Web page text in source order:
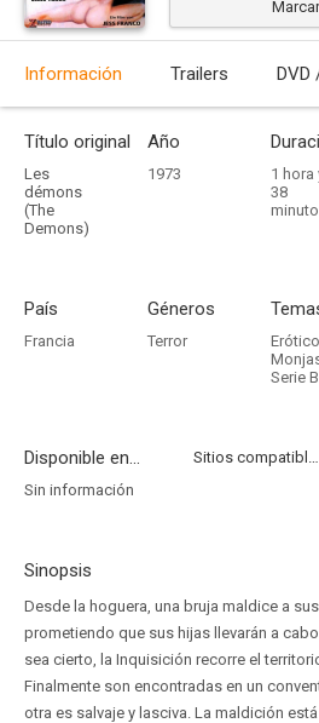
Información Trailers DVD
Título original
Les
démons
(The
Demons)
Año
1973
1 hora
38
País
Francia
Géneros
Terror Erótico
Serie B
Disponible en...
Sitios compatibles
Sin información
Sinopsis
Desde la hoguera, una bruja maldice a
prometiendo que sus hijas llevarán a
sea cierto, la Inquisición recorre el
Finalmente son encontradas en un
otra es salvaje y lasciva. La maldición